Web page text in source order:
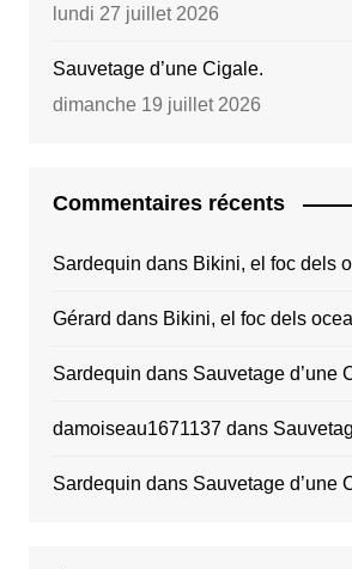
lundi 27 juillet 2026
Sauvetage d’une Cigale.
dimanche 19 juillet 2026
Commentaires récents
Sardequin dans Bikini, el foc dels
Gérard dans Bikini, el foc dels
Sardequin dans Sauvetage d’une
damoiseau1671137dans
Sardequin dans Sauvetage d’une